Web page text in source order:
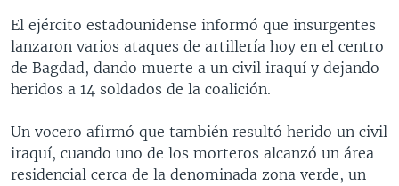
Salte
búsqueda
COLOMBIA
CHILE
ECUADOR
VENEZUELA
COSTA RICA
EL SALVADOR
HONDURAS
NICARAGUA
OTRAS SECCIONES
INMIGRACIÓN
MUNDO
ECONOMÍA
ESPECIALES DE LA VOA
UCRANIA
MULTIMEDIA
El ejército estadounidense informó que insurgentes
lanzaron varios ataques de artillería hoy en el centro
de Bagdad, dando muerte a un civil iraquí y dejando
heridos a 14 soldados de la coalición.
Un vocero afirmó que también resultó herido un civil
iraquí, cuando uno de los morteros alcanzó un área
residencial cerca de la denominada zona verde, un